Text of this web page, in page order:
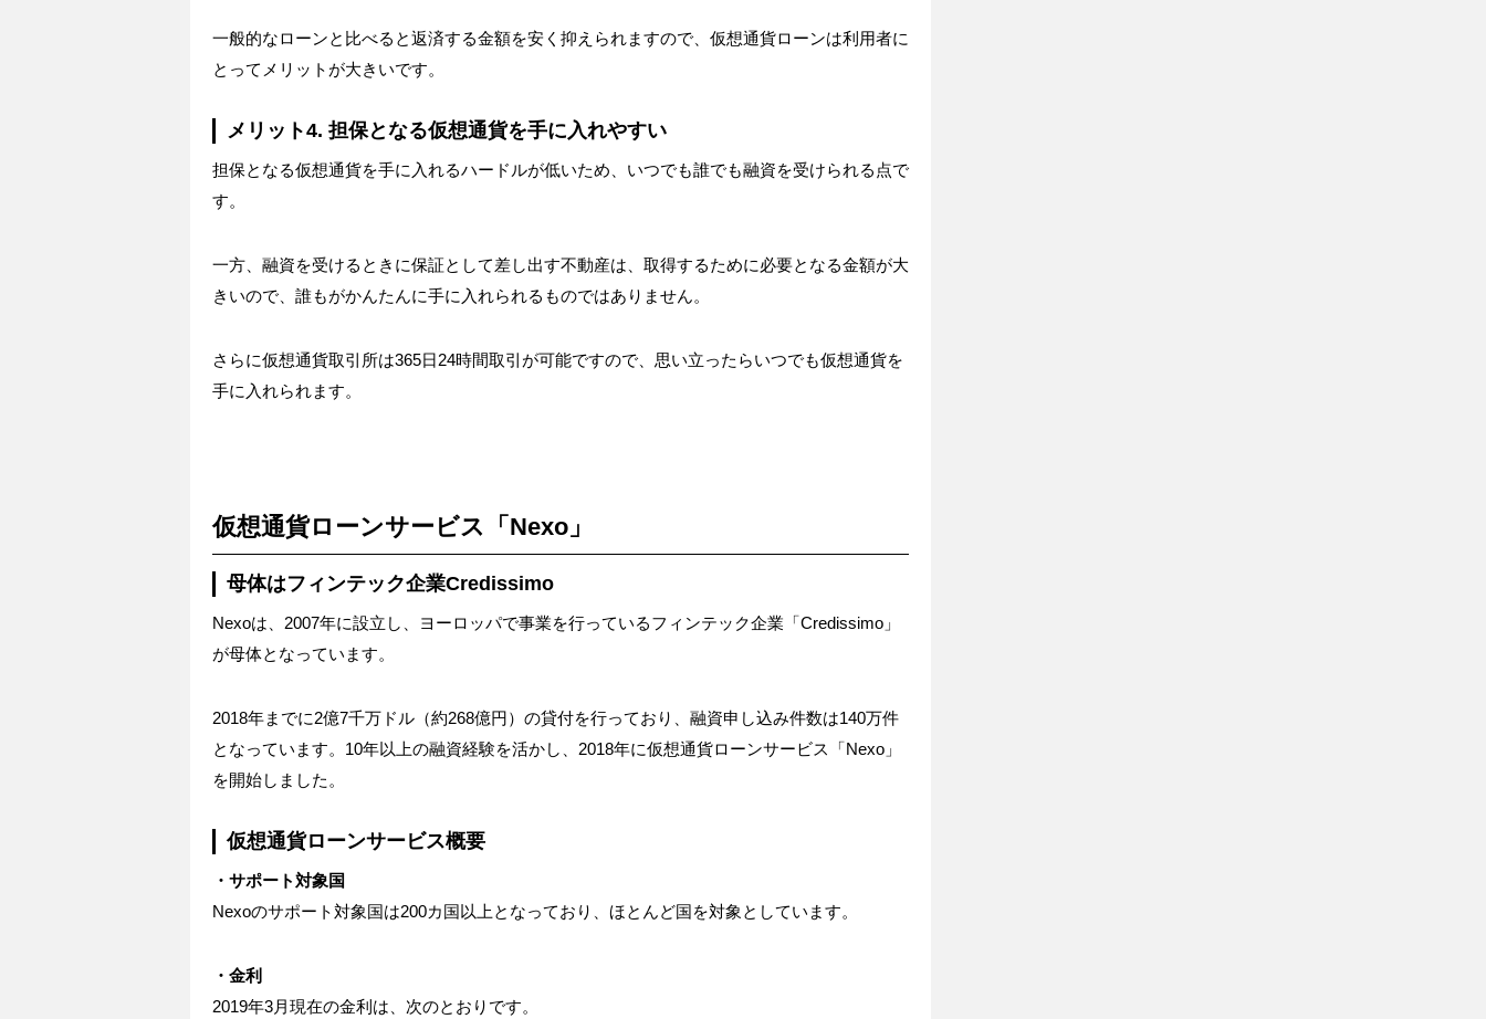
一般的なローンと比べると返済する金額を安く抑えられますので、仮想通貨ローンは利用者に
とってメリットが大きいです。
メリット4. 担保となる仮想通貨を手に入れやすい
担保となる仮想通貨を手に入れるハードルが低いため、いつでも誰でも融資を受けられる点で
す。
一方、融資を受けるときに保証として差し出す不動産は、取得するために必要となる金額が大
きいので、誰もがかんたんに手に入れられるものではありません。
さらに仮想通貨取引所は365日24時間取引が可能ですので、思い立ったらいつでも仮想通貨を
手に入れられます。
仮想通貨ローンサービス「Nexo」
母体はフィンテック企業Credissimo
Nexoは、2007年に設立し、ヨーロッパで事業を行っているフィンテック企業「Credissimo」
が母体となっています。
2018年までに2億7千万ドル（約268億円）の貸付を行っており、融資申し込み件数は140万件
となっています。10年以上の融資経験を活かし、2018年に仮想通貨ローンサービス「Nexo」
を開始しました。
仮想通貨ローンサービス概要
・サポート対象国
Nexoのサポート対象国は200カ国以上となっており、ほとんど国を対象としています。
・金利
2019年3月現在の金利は、次のとおりです。